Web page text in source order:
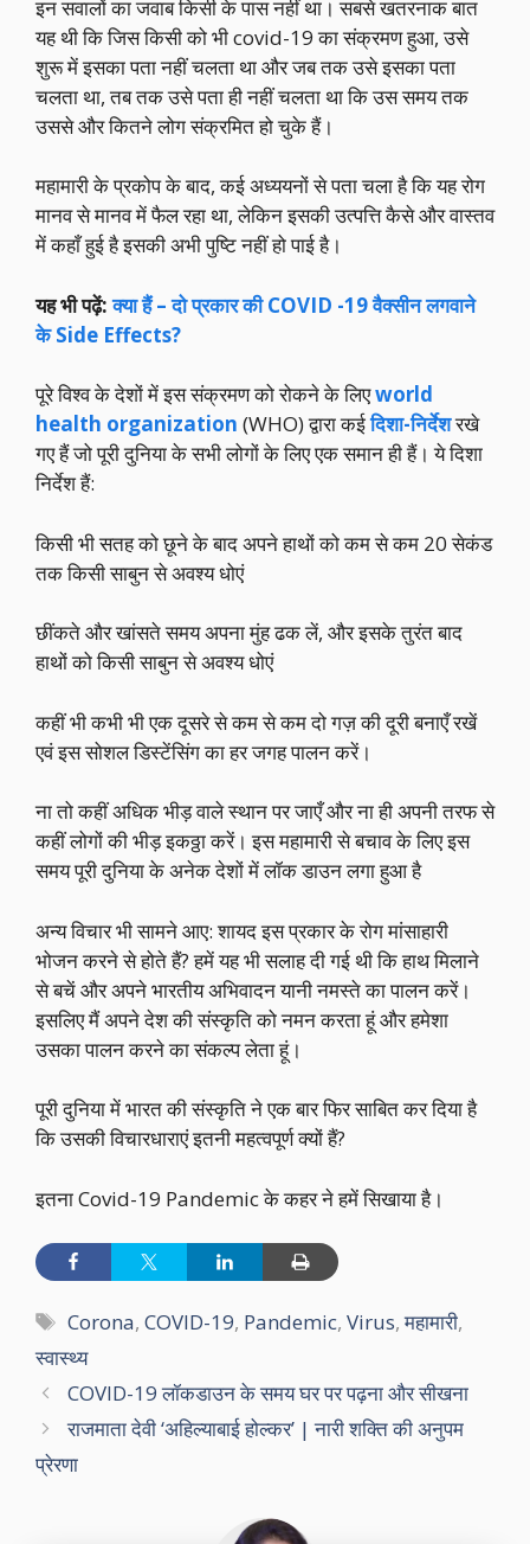
इन सवालों का जवाब किसी के पास नहीं था। सबसे खतरनाक बात
यह थी कि जिस किसी को भी covid-19 का संक्रमण हुआ, उसे
शुरू में इसका पता नहीं चलता था और जब तक उसे इसका पता
चलता था, तब तक उसे पता ही नहीं चलता था कि उस समय तक
उससे और कितने लोग संक्रमित हो चुके हैं।
महामारी के प्रकोप के बाद, कई अध्ययनों से पता चला है कि यह रोग
मानव से मानव में फैल रहा था, लेकिन इसकी उत्पत्ति कैसे और वास्तव
में कहाँ हुई है इसकी अभी पुष्टि नहीं हो पाई है।
यह भी पढ़ें:क्या हैं – दो प्रकार की COVID -19 वैक्सीन लगवाने
के Side Effects?
पूरे विश्व के देशों में इस संक्रमण को रोकने के लिएworld
health organization (WHO) द्वारा कईदिशा-निर्देशरखे
गए हैं जो पूरी दुनिया के सभी लोगों के लिए एक समान ही हैं। ये दिशा
निर्देश हैं:
किसी भी सतह को छूने के बाद अपने हाथों को कम से कम 20 सेकंड
तक किसी साबुन से अवश्य धोएं
छींकते और खांसते समय अपना मुंह ढक लें, और इसके तुरंत बाद
हाथों को किसी साबुन से अवश्य धोएं
कहीं भी कभी भी एक दूसरे से कम से कम दो गज़ की दूरी बनाएँ रखें
एवं इस सोशल डिस्टेंसिंग का हर जगह पालन करें।
ना तो कहीं अधिक भीड़ वाले स्थान पर जाएँ और ना ही अपनी तरफ से
कहीं लोगों की भीड़ इकठ्ठा करें। इस महामारी से बचाव के लिए इस
समय पूरी दुनिया के अनेक देशों में लॉक डाउन लगा हुआ है
अन्य विचार भी सामने आए: शायद इस प्रकार के रोग मांसाहारी
भोजन करने से होते हैं? हमें यह भी सलाह दी गई थी कि हाथ मिलाने
से बचें और अपने भारतीय अभिवादन यानी नमस्ते का पालन करें।
इसलिए मैं अपने देश की संस्कृति को नमन करता हूं और हमेशा
उसका पालन करने का संकल्प लेता हूं।
पूरी दुनिया में भारत की संस्कृति ने एक बार फिर साबित कर दिया है
कि उसकी विचारधाराएं इतनी महत्वपूर्ण क्यों हैं?
इतना Covid-19 Pandemic के कहर ने हमें सिखाया है।
Tags
Corona,COVID-19, Pandemic,Virus,महामारी,
स्वास्थ्य
COVID-19 लॉकडाउन के समय घर पर पढ़ना और सीखना
राजमाता देवी ‘अहिल्याबाई होल्कर’ | नारी शक्ति की अनुपम
प्रेरणा